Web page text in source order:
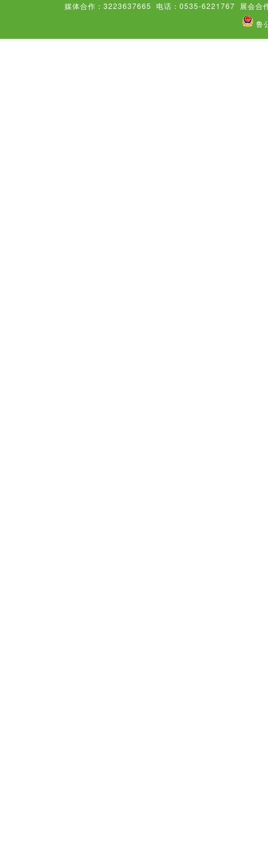
媒体合作：3223637665
电话：0535-6221767 展会合
鲁